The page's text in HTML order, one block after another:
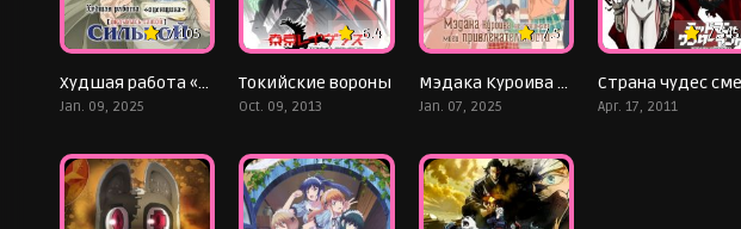
7.105
Худшая работа «оценщика» оказалась самой сильной
Jan. 09, 2025
6.4
Токийские вороны
Oct. 09, 2013
7.5
Мэдака Куроива не понимает моей привлекательности
Jan. 07, 2025
7.545
Apr. 17, 2011